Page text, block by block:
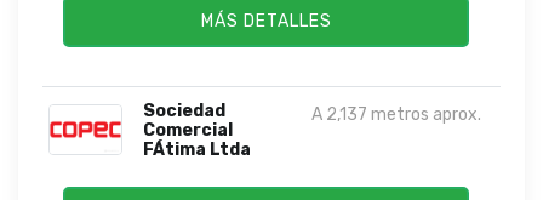
MÁS DETALLES
Sociedad
Comercial
FÁtima Ltda
A 2,137 metros aprox.